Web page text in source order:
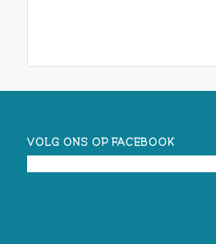
VOLG ONS OP FACEBOOK